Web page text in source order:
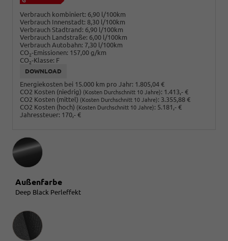
Verbrauch kombiniert: 6,90 l/100km
Verbrauch Innenstadt: 8,30 l/100km
Verbrauch Stadtrand: 6,90 l/100km
Verbrauch Landstraße: 6,00 l/100km
Verbrauch Autobahn: 7,30 l/100km
CO2-Emissionen: 157,00 g/km
CO2-Klasse: F
DOWNLOAD
Energiekosten bei 15.000 km pro Jahr: 1.805,04 €
CO2 Kosten (niedrig) (Kosten Durchschnitt 10 Jahre): 1.413,- €
CO2 Kosten (mittel) (Kosten Durchschnitt 10 Jahre): 3.355,88 €
CO2 Kosten (hoch) (Kosten Durchschnitt 10 Jahre): 5.181,- €
Jahressteuer: 170,- €
Außenfarbe
Deep Black Perleffekt
Innenausstattung